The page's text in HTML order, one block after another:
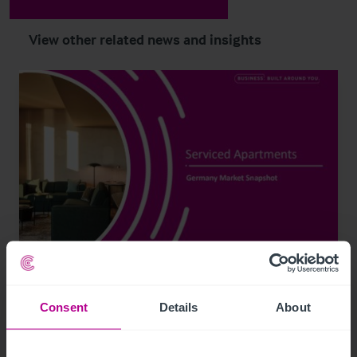
Consent Details About
View other related news and insights
8/5/2026